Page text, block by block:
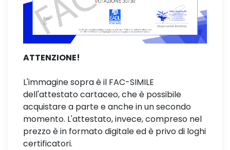
ATTENZIONE!
L'immagine sopra è il FAC-SIMILE
dell'attestato cartaceo, che è possibile
acquistare a parte e anche in un secondo
momento. L'attestato, invece, compreso nel
prezzo è in formato digitale ed è privo di loghi
certificatori.